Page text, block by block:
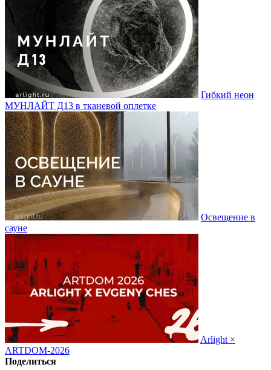
Гибкий неон
МУНЛАЙТ Д13 в тканевой оплетке
Освещение в
сауне
Arlight ×
ARTDOM-2026
Поделиться